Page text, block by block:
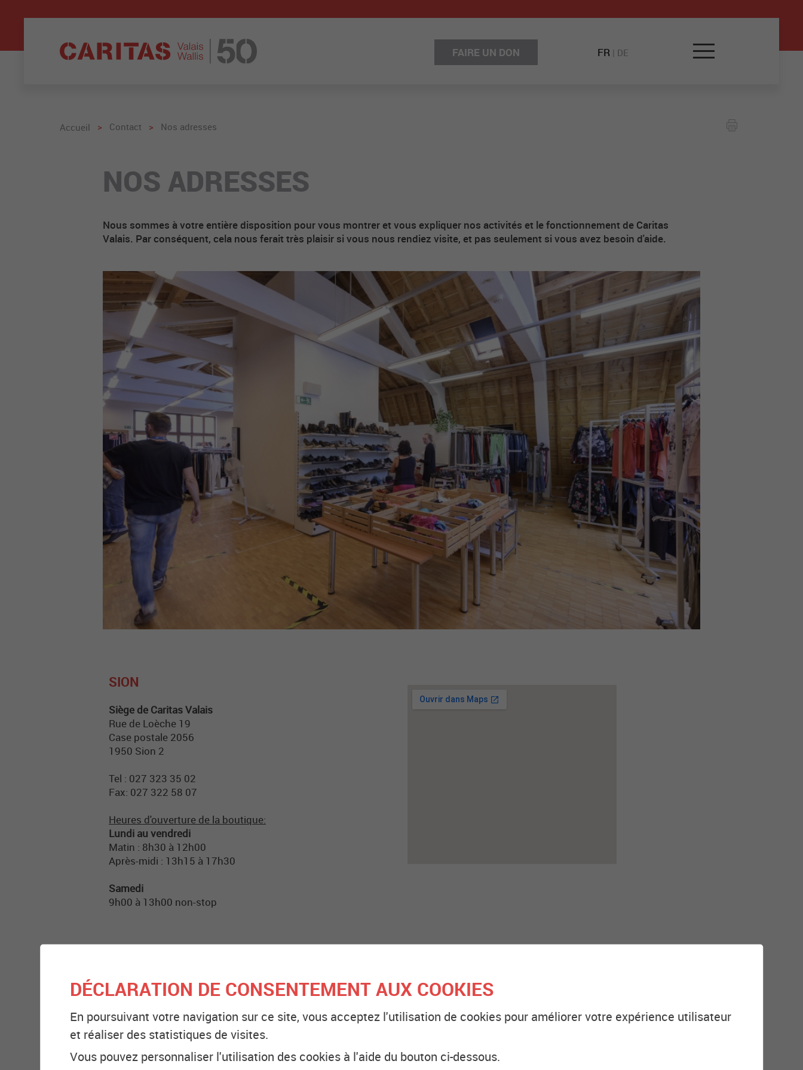
FR | DE
FAIRE UN DON
Accueil > Contact > Nos adresses
NOS ADRESSES
Nous sommes à votre entière disposition pour vous montrer et vous expliquer nos activités et le fonctionnement de Caritas
Valais. Par conséquent, cela nous ferait très plaisir si vous nous rendiez visite, et pas seulement si vous avez besoin d'aide.
SION
Siège de Caritas Valais
Rue de Loèche 19
Case postale 2056
1950 Sion 2
Tel : 027 323 35 02
Fax: 027 322 58 07
Heures d'ouverture de la boutique:
Lundi au vendredi
Matin : 8h30 à 12h00
Après-midi : 13h15 à 17h30
Samedi
9h00 à 13h00 non-stop
HAUT-VALAIS
Finanz- und Schuldenberatung/Sanierung
Viktoriastrasse 15
DÉCLARATION DE CONSENTEMENT AUX COOKIES
En poursuivant votre navigation sur ce site, vous acceptez l'utilisation de cookies pour améliorer votre expérience utilisateur
et réaliser des statistiques de visites.
Vous pouvez personnaliser l'utilisation des cookies à l'aide du bouton ci-dessous.